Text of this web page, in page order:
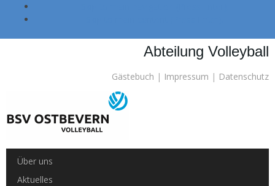
Abteilung Volleyball
Gästebuch | Impressum | Datenschutz
Über uns
Aktuelles